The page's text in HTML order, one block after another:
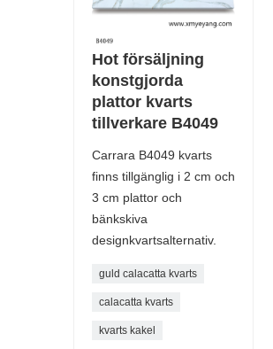
Hot försäljning
konstgjorda
plattor kvarts
tillverkare B4049
Carrara B4049 kvarts
finns tillgänglig i 2 cm och
3 cm plattor och
bänkskiva
designkvartsalternativ.
guld calacatta kvarts
calacatta kvarts
kvarts kakel